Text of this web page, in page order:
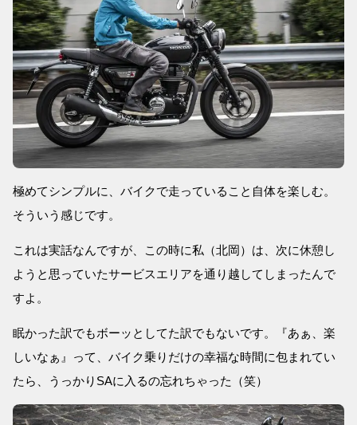
極めてシンプルに、バイクで走っていること自体を楽しむ。
そういう感じです。
これは実話なんですが、この時に私（北岡）は、次に休憩し
ようと思っていたサービスエリアを通り越してしまったんで
すよ。
眠かった訳でもボーッとしてた訳でもないです。『あぁ、楽
しいなぁ』って、バイク乗りだけの幸福な時間に包まれてい
たら、うっかりSAに入るの忘れちゃった（笑）